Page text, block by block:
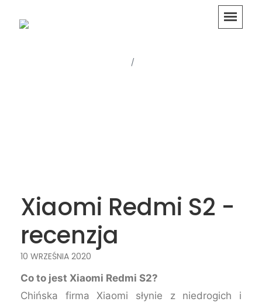
Xiaomi Redmi S2 -
recenzja
10 WRZEŚNIA 2020
Co to jest Xiaomi Redmi S2?
Chińska firma Xiaomi słynie z niedrogich i